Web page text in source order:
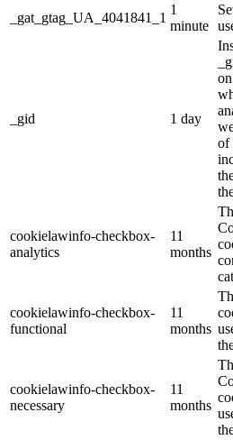
_gat_gtag_UA_4041841_1
1
minute
_gid 1 day
of
cookielawinfo-checkbox-
analytics
11
months
cookielawinfo-checkbox-
functional
11
months
cookielawinfo-checkbox-
necessary
11
months